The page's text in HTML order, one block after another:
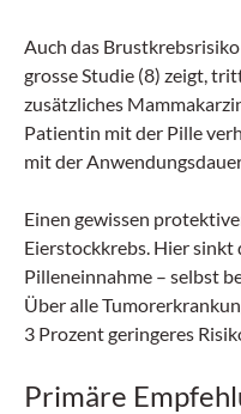
Auch das
grosse Studie (8) zeigt,
zusätzliches
Patientin mit der Pille
mit der
Einen gewissen
Eierstockkrebs. Hier sinkt
Pilleneinnahme – selbst
Über alle
3 Prozent geringeres
Primäre